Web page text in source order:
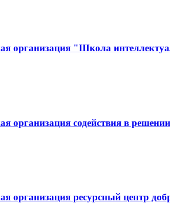
организация "Школа
организация содействия в
организация ресурсный центр